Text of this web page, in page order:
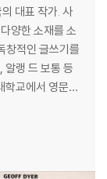
대표 작가. 사
양한 소재를 소
창적인 글쓰기를
알랭 드 보통 등
학교에서 영문학
러나 아름다운』
을 위한 요가』